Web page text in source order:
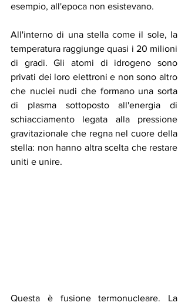
esempio, all'epoca non esistevano.
All'interno di una stella come il sole, la
temperatura raggiunge quasi i 20 milioni
di gradi. Gli atomi di idrogeno sono
privati dei loro elettroni e non sono altro
che nuclei nudi che formano una sorta
di plasma sottoposto all'energia di
schiacciamento legata alla pressione
gravitazionale che regna nel cuore della
stella: non hanno altra scelta che restare
uniti e unire.
Questa è fusione termonucleare. La